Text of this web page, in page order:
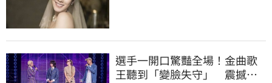
選手一開口驚豔全場！金曲歌
王聽到「變臉失守」 震撼畫